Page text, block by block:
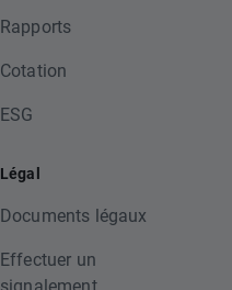
Rapports
Cotation
ESG
Légal
Documents légaux
Effectuer un
signalement